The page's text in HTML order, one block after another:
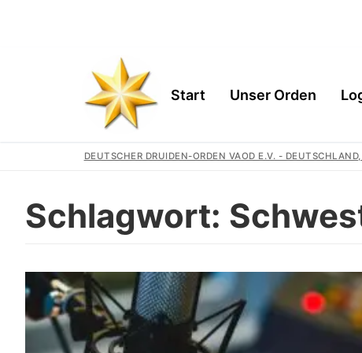
Start Unser Orden
Start
Gemeinschaft
Geschichte
Logen
Wir Unterstützen
DEUTSCHER DRUIDEN-ORDEN VAOD E.V. -
Schlagwort: